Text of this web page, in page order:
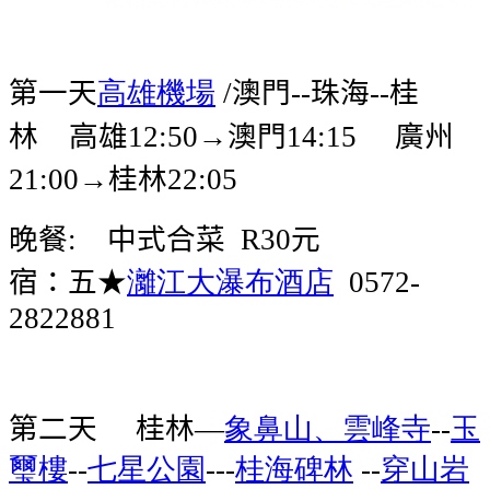
第一天高雄機場 /澳門--珠海--桂
林
高雄12:50 →澳門14:15 廣州
21:00 →桂林22:05
晚餐: 中式合菜 R30元
宿：五★灕江大瀑布酒店 0572-
2822881
第二天 桂林—象鼻山、雲峰寺--玉
璽樓--七星公園---桂海碑林 --穿山岩